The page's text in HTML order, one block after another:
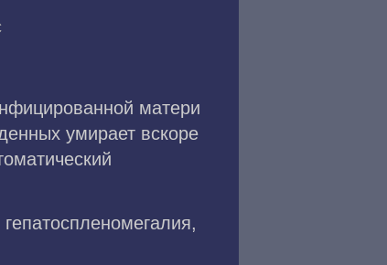
матери
умирает вскоре